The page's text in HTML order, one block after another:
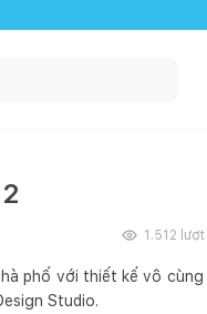
1.512
phố với thiết kế vô cùng
Studio.